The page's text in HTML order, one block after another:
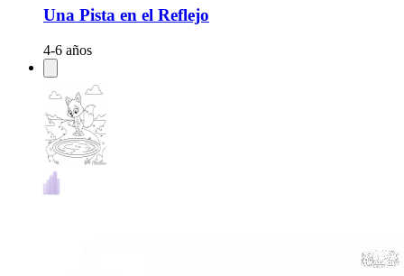
Una Pista en el Reflejo
4-6 años